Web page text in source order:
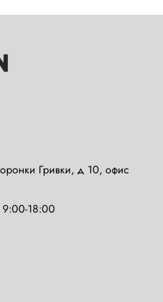
Гривки, д 10, офис
9:00-18:00